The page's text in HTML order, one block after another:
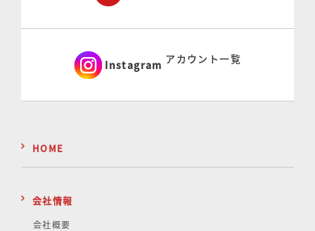
Instagram アカウント一覧
HOME
会社情報
会社概要